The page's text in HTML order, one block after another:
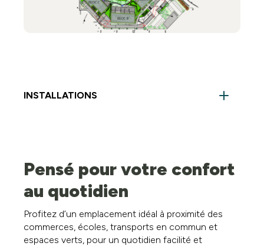
INSTALLATIONS
Chambre :
Hall :
Salle de bain :
Buanderie :
Pensé pour votre confort
au quotidien
Profitez d’un emplacement idéal à proximité des
commerces, écoles, transports en commun et
espaces verts, pour un quotidien facilité et